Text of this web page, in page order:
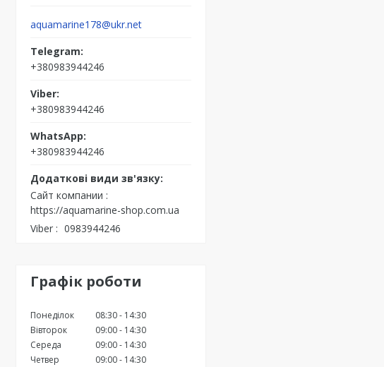
aquamarine178@ukr.net
+380983944246
+380983944246
+380983944246
Сайт компании
https://aquamarine-shop.com.ua
Viber
0983944246
Графік роботи
Понеділок 08:30
14:30
Вівторок
09:00
14:30
Середа
09:00
14:30
Четвер
09:00 14:30